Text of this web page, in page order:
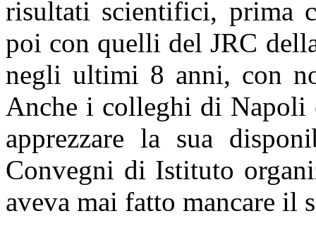
risultati scientifici, prima
poi con quelli del JRC
negli ultimi 8 anni, con
Anche i colleghi di Napoli
apprezzare la sua
Convegni di Istituto
aveva mai fatto mancare il